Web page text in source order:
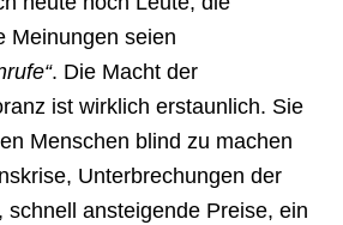
Meinungen seien
. Die Macht der
ist wirklich erstaunlich. Sie
Menschen blind zu machen
Unterbrechungen der
schnell ansteigende Preise, ein